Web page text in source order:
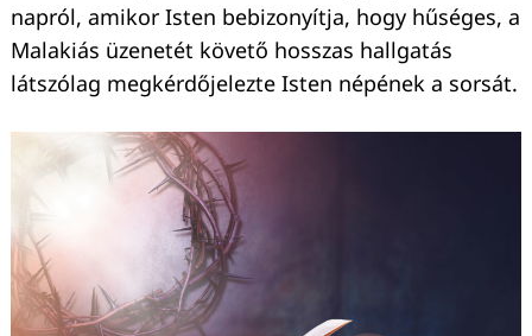
napról, amikor Isten bebizonyítja, hogy hűséges, a
Malakiás üzenetét követő hosszas hallgatás
látszólag megkérdőjelezte Isten népének a sorsát.